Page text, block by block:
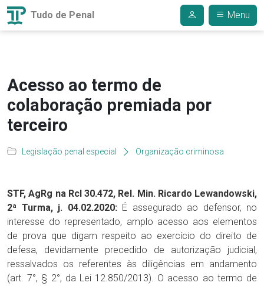
Tudo de Penal Menu
Acesso ao termo de
colaboração premiada por
terceiro
Legislação penal especial Organização criminosa
STF, AgRg na Rcl 30.472, Rel. Min. Ricardo Lewandowski,
2ª Turma, j. 04.02.2020: É assegurado ao defensor, no
interesse do representado, amplo acesso aos elementos
de prova que digam respeito ao exercício do direito de
defesa, devidamente precedido de autorização judicial,
ressalvados os referentes às diligências em andamento
(art. 7°, § 2°, da Lei 12.850/2013). O acesso ao termo de